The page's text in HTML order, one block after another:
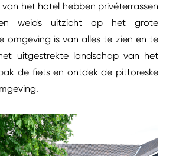
van het hotel hebben privéterrassen
weids uitzicht op het grote
omgeving is van alles te zien en te
uitgestrekte landschap van het
de fiets en ontdek de pittoreske